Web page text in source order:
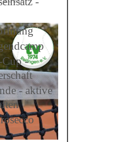
Cup -
- aktive